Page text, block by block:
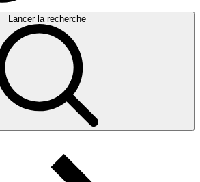
Lancer la recherche